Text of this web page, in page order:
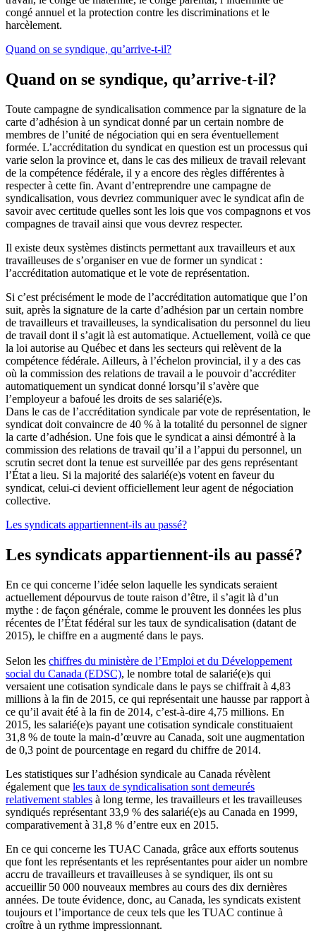
congé annuel et la protection contre les discriminations et le
harcèlement.
Quand on se syndique, qu’arrive-t-il?
Quand on se syndique, qu’arrive-t-il?
Toute campagne de syndicalisation commence par la signature de la
carte d’adhésion à un syndicat donné par un certain nombre de
membres de l’unité de négociation qui en sera éventuellement
formée. L’accréditation du syndicat en question est un processus qui
varie selon la province et, dans le cas des milieux de travail relevant
de la compétence fédérale, il y a encore des règles différentes à
respecter à cette fin. Avant d’entreprendre une campagne de
syndicalisation, vous devriez communiquer avec le syndicat afin de
savoir avec certitude quelles sont les lois que vos compagnons et vos
compagnes de travail ainsi que vous devrez respecter.
Il existe deux systèmes distincts permettant aux travailleurs et aux
travailleuses de s’organiser en vue de former un syndicat :
l’accréditation automatique et le vote de représentation.
Si c’est précisément le mode de l’accréditation automatique que l’on
suit, après la signature de la carte d’adhésion par un certain nombre
de travailleurs et travailleuses, la syndicalisation du personnel du lieu
de travail dont il s’agit là est automatique. Actuellement, voilà ce que
la loi autorise au Québec et dans les secteurs qui relèvent de la
compétence fédérale. Ailleurs, à l’échelon provincial, il y a des cas
où la commission des relations de travail a le pouvoir d’accréditer
automatiquement un syndicat donné lorsqu’il s’avère que
l’employeur a bafoué les droits de ses salarié(e)s.
Dans le cas de l’accréditation syndicale par vote de représentation, le
syndicat doit convaincre de 40 % à la totalité du personnel de signer
la carte d’adhésion. Une fois que le syndicat a ainsi démontré à la
commission des relations de travail qu’il a l’appui du personnel, un
scrutin secret dont la tenue est surveillée par des gens représentant
l’État a lieu. Si la majorité des salarié(e)s votent en faveur du
syndicat, celui‑ci devient officiellement leur agent de négociation
collective.
Les syndicats appartiennent-ils au passé?
Les syndicats appartiennent-ils au passé?
En ce qui concerne l’idée selon laquelle les syndicats seraient
actuellement dépourvus de toute raison d’être, il s’agit là d’un
mythe : de façon générale, comme le prouvent les données les plus
récentes de l’État fédéral sur les taux de syndicalisation (datant de
2015), le chiffre en a augmenté dans le pays.
Selon les chiffres du ministère de l’Emploi et du Développement
social du Canada (EDSC), le nombre total de salarié(e)s qui
versaient une cotisation syndicale dans le pays se chiffrait à 4,83
millions à la fin de 2015, ce qui représentait une hausse par rapport à
ce qu’il avait été à la fin de 2014, c’est-à-dire 4,75 millions. En
2015, les salarié(e)s payant une cotisation syndicale constituaient
31,8 % de toute la main-d’œuvre au Canada, soit une augmentation
de 0,3 point de pourcentage en regard du chiffre de 2014.
Les statistiques sur l’adhésion syndicale au Canada révèlent
également que les taux de syndicalisation sont demeurés
relativement stables à long terme, les travailleurs et les travailleuses
syndiqués représentant 33,9 % des salarié(e)s au Canada en 1999,
comparativement à 31,8 % d’entre eux en 2015.
En ce qui concerne les TUAC Canada, grâce aux efforts soutenus
que font les représentants et les représentantes pour aider un nombre
accru de travailleurs et travailleuses à se syndiquer, ils ont su
accueillir 50 000 nouveaux membres au cours des dix dernières
années. De toute évidence, donc, au Canada, les syndicats existent
toujours et l’importance de ceux tels que les TUAC continue à
croître à un rythme impressionnant.